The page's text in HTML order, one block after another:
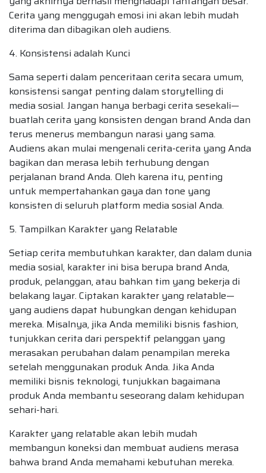
Cerita yang menggugah emosi ini akan lebih mudah
diterima dan dibagikan oleh audiens.
4. Konsistensi adalah Kunci
Sama seperti dalam penceritaan cerita secara umum,
konsistensi sangat penting dalam storytelling di
media sosial. Jangan hanya berbagi cerita sesekali—
buatlah cerita yang konsisten dengan brand Anda dan
terus menerus membangun narasi yang sama.
Audiens akan mulai mengenali cerita-cerita yang Anda
bagikan dan merasa lebih terhubung dengan
perjalanan brand Anda. Oleh karena itu, penting
untuk mempertahankan gaya dan tone yang
konsisten di seluruh platform media sosial Anda.
5. Tampilkan Karakter yang Relatable
Setiap cerita membutuhkan karakter, dan dalam dunia
media sosial, karakter ini bisa berupa brand Anda,
produk, pelanggan, atau bahkan tim yang bekerja di
belakang layar. Ciptakan karakter yang relatable—
yang audiens dapat hubungkan dengan kehidupan
mereka. Misalnya, jika Anda memiliki bisnis fashion,
tunjukkan cerita dari perspektif pelanggan yang
merasakan perubahan dalam penampilan mereka
setelah menggunakan produk Anda. Jika Anda
memiliki bisnis teknologi, tunjukkan bagaimana
produk Anda membantu seseorang dalam kehidupan
sehari-hari.
Karakter yang relatable akan lebih mudah
membangun koneksi dan membuat audiens merasa
bahwa brand Anda memahami kebutuhan mereka.